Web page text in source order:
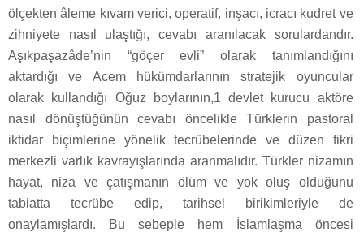
ölçekten âleme kıvam verici, operatif, inşacı, icracı kudret ve
zihniyete nasıl ulaştığı, cevabı aranılacak sorulardandır.
Aşıkpaşazâde’nin “göçer evli” olarak tanımlandığını
aktardığı ve Acem hükümdarlarının stratejik oyuncular
olarak kullandığı Oğuz boylarının,1 devlet kurucu aktöre
nasıl dönüştüğünün cevabı öncelikle Türklerin pastoral
iktidar biçimlerine yönelik tecrübelerinde ve düzen fikri
merkezli varlık kavrayışlarında aranmalıdır. Türkler nizamın
hayat, niza ve çatışmanın ölüm ve yok oluş olduğunu
tabiatta tecrübe edip, tarihsel birikimleriyle de
onaylamışlardı. Bu sebeple hem İslamlaşma öncesi